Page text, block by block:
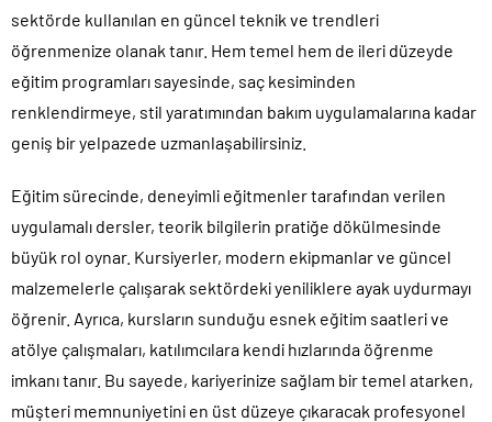
sektörde kullanılan en güncel teknik ve trendleri
öğrenmenize olanak tanır. Hem temel hem de ileri düzeyde
eğitim programları sayesinde, saç kesiminden
renklendirmeye, stil yaratımından bakım uygulamalarına kadar
geniş bir yelpazede uzmanlaşabilirsiniz.
Eğitim sürecinde, deneyimli eğitmenler tarafından verilen
uygulamalı dersler, teorik bilgilerin pratiğe dökülmesinde
büyük rol oynar. Kursiyerler, modern ekipmanlar ve güncel
malzemelerle çalışarak sektördeki yeniliklere ayak uydurmayı
öğrenir. Ayrıca, kursların sunduğu esnek eğitim saatleri ve
atölye çalışmaları, katılımcılara kendi hızlarında öğrenme
imkanı tanır. Bu sayede, kariyerinize sağlam bir temel atarken,
müşteri memnuniyetini en üst düzeye çıkaracak profesyonel